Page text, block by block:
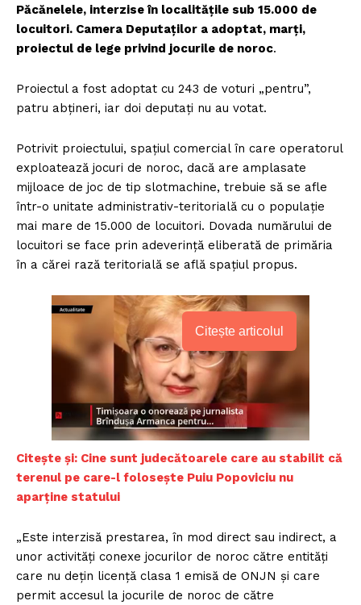
Păcănelele, interzise în localitățile sub 15.000 de
locuitori. Camera Deputaţilor a adoptat, marţi,
proiectul de lege privind jocurile de noroc.
Proiectul a fost adoptat cu 243 de voturi „pentru”,
patru abţineri, iar doi deputaţi nu au votat.
Potrivit proiectului, spaţiul comercial în care operatorul
exploatează jocuri de noroc, dacă are amplasate
mijloace de joc de tip slotmachine, trebuie să se afle
într-o unitate administrativ-teritorială cu o populaţie
mai mare de 15.000 de locuitori. Dovada numărului de
locuitori se face prin adeverinţă eliberată de primăria
în a cărei rază teritorială se află spaţiul propus.
Citește articolul
Citește și: Cine sunt judecătoarele care au stabilit că
terenul pe care-l folosește Puiu Popoviciu nu
aparține statului
„Este interzisă prestarea, în mod direct sau indirect, a
unor activităţi conexe jocurilor de noroc către entităţi
care nu deţin licenţă clasa 1 emisă de ONJN şi care
permit accesul la jocurile de noroc de către